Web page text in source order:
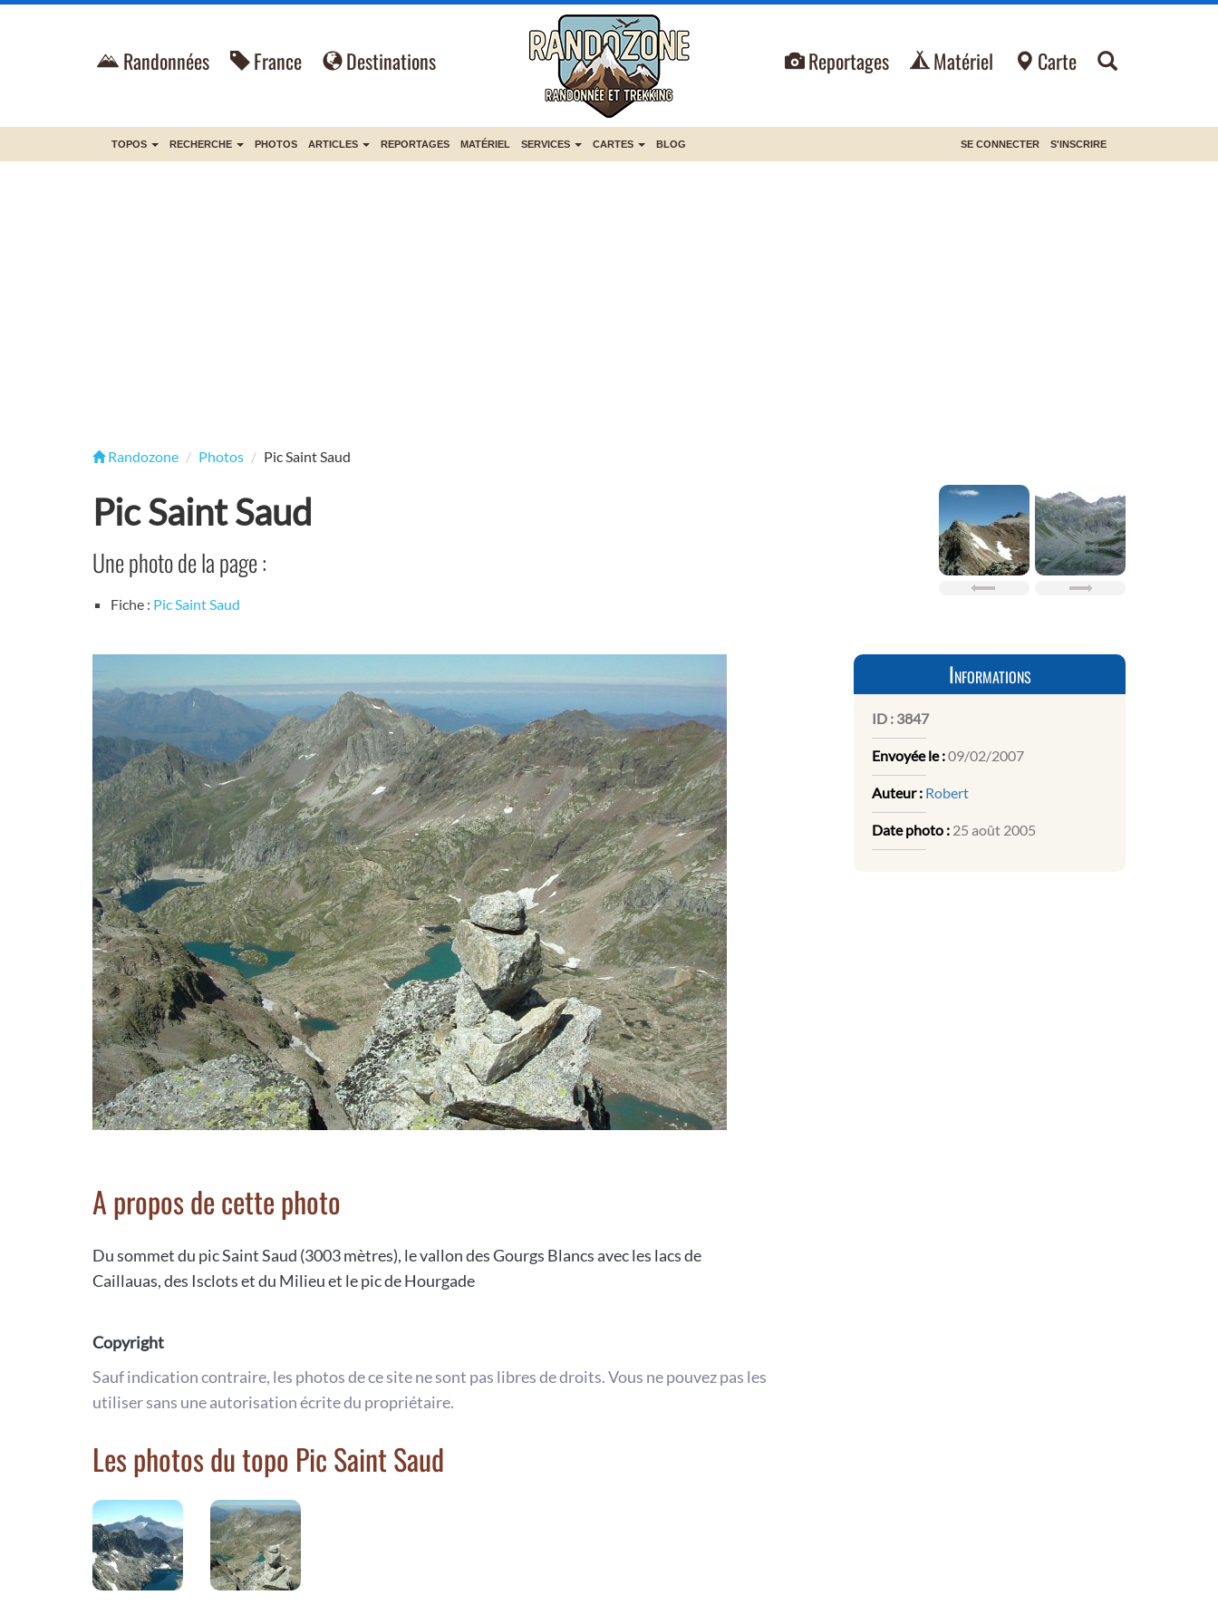
Randonnées France Destinations Reportages Matériel Carte
TOPOS RECHERCHE PHOTOS ARTICLES REPORTAGES MATÉRIEL SERVICES CARTES BLOG SE CONNECTER S'INSCRIRE
Randozone Photos Pic Saint Saud
Pic Saint Saud
Une photo de la page :
Fiche : Pic Saint Saud
A propos de cette photo
Du sommet du pic Saint Saud (3003 mètres), le vallon des Gourgs Blancs avec les lacs de
Caillauas, des Isclots et du Milieu et le pic de Hourgade
Copyright
Sauf indication contraire, les photos de ce site ne sont pas libres de droits. Vous ne pouvez pas les
utiliser sans une autorisation écrite du propriétaire.
Les photos du topo Pic Saint Saud
Informations
ID : 3847
Envoyée le :09/02/2007
Auteur : Robert
Date photo : 25 août 2005